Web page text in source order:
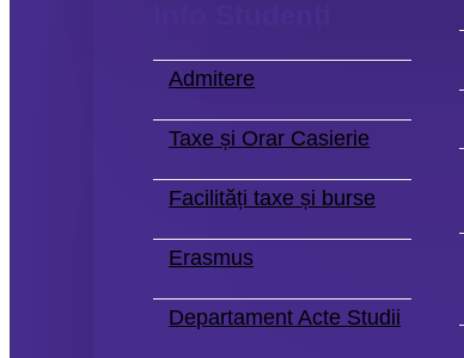
Admitere
Taxe și Orar Casierie
Facilități taxe și burse
Erasmus
Departament Acte Studii